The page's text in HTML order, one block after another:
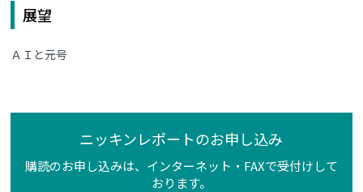
展望
ＡＩと元号
ニッキンレポートのお申し込み
購読のお申し込みは、インターネット・FAXで受付けして
おります。